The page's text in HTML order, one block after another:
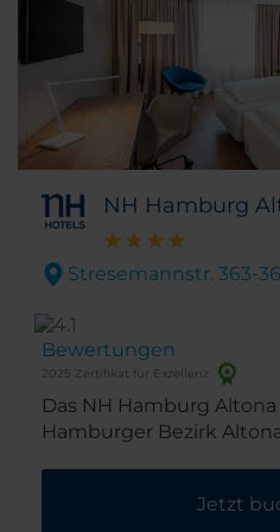
Restaurants und
Katzensprung entfernt.
besonderen Service
Aufenthalt im NH
NH Hamburg
Stresemannstr. 363-
Bewertungen
2025 Zertifikat für Exzellenz
Das NH Hamburg
Hamburger Bezirk
Minuten Fahrt entfernt.
Jetzt